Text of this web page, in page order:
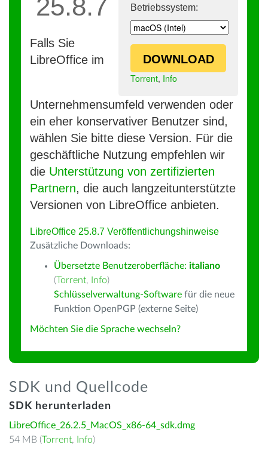
Betriebssystem:
DOWNLOAD
Torrent, Info
25.8.7
Falls Sie
LibreOffice im
Unternehmensumfeld verwenden oder
ein eher konservativer Benutzer sind,
wählen Sie bitte diese Version. Für die
geschäftliche Nutzung empfehlen wir
die Unterstützung von zertifizierten
Partnern, die auch langzeitunterstützte
Versionen von LibreOffice anbieten.
LibreOffice 25.8.7 Veröffentlichungshinweise
Zusätzliche Downloads:
Übersetzte Benutzeroberfläche: italiano
(Torrent, Info)
Schlüsselverwaltung-Software für die neue
Funktion OpenPGP (externe Seite)
Möchten Sie die Sprache wechseln?
SDK und Quellcode
SDK herunterladen
LibreOffice_26.2.5_MacOS_x86-64_sdk.dmg
54 MB (Torrent, Info)